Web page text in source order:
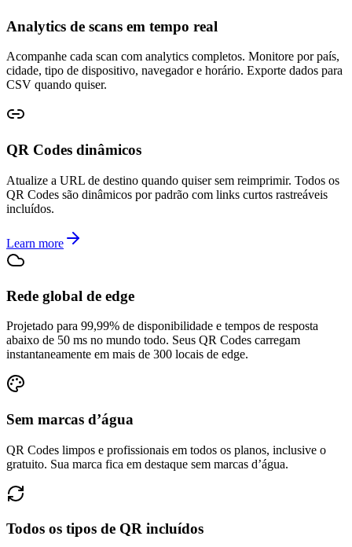
Analytics de scans em tempo real
Acompanhe cada scan com analytics completos. Monitore por país,
cidade, tipo de dispositivo, navegador e horário. Exporte dados para
CSV quando quiser.
QR Codes dinâmicos
Atualize a URL de destino quando quiser sem reimprimir. Todos os
QR Codes são dinâmicos por padrão com links curtos rastreáveis
incluídos.
Learn more
Rede global de edge
Projetado para 99,99% de disponibilidade e tempos de resposta
abaixo de 50 ms no mundo todo. Seus QR Codes carregam
instantaneamente em mais de 300 locais de edge.
Sem marcas d’água
QR Codes limpos e profissionais em todos os planos, inclusive o
gratuito. Sua marca fica em destaque sem marcas d’água.
Todos os tipos de QR incluídos